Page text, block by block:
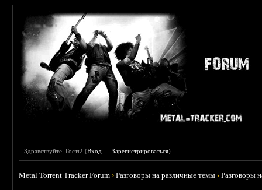
Здравствуйте, Гость! (Вход —Зарегистрироваться)
Metal Torrent Tracker Forum ›Разговоры на различные темы ›Разговоры